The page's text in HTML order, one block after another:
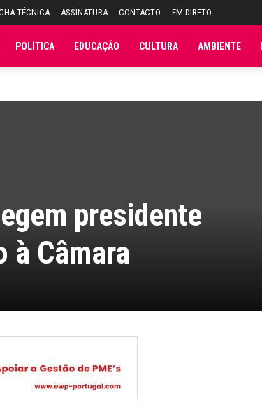
TÉCNICA ASSINATURA CONTACTO EM DIRETO
POLÍTICA EDUCAÇÃO CULTURA AMBIENTE
presidente
à Câmara